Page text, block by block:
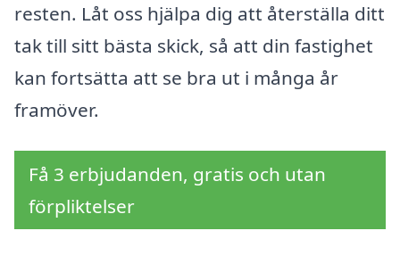
resten. Låt oss hjälpa dig att återställa ditt
tak till sitt bästa skick, så att din fastighet
kan fortsätta att se bra ut i många år
framöver.
Få 3 erbjudanden, gratis och utan
förpliktelser